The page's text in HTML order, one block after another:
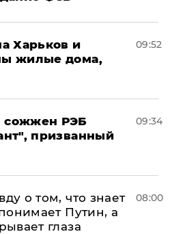
Харьков и
жилые дома,
09:52
сожжен РЭБ
призванный
09:34
о том, что знает
Путин, а
глаза
08:00